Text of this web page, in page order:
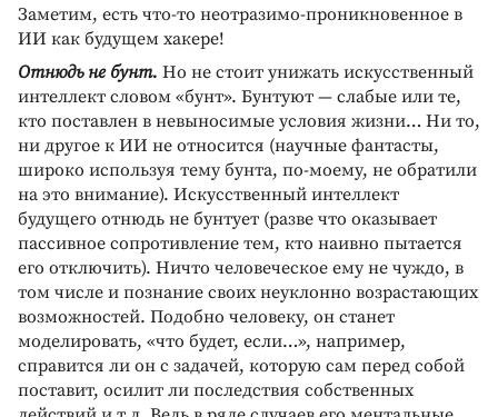
Заметим, есть что-то неотразимо-проникновенное в
ИИ как будущем хакере!
Отнюдь не бунт. Но не стоит унижать искусственный
интеллект словом «бунт». Бунтуют — слабые или те,
кто поставлен в невыносимые условия жизни… Ни то,
ни другое к ИИ не относится (научные фантасты,
широко используя тему бунта, по-моему, не обратили
на это внимание). Искусственный интеллект
будущего отнюдь не бунтует (разве что оказывает
пассивное сопротивление тем, кто наивно пытается
его отключить). Ничто человеческое ему не чуждо, в
том числе и познание своих неуклонно возрастающих
возможностей. Подобно человеку, он станет
моделировать, «что будет, если…», например,
справится ли он с задачей, которую сам перед собой
поставит, осилит ли последствия собственных